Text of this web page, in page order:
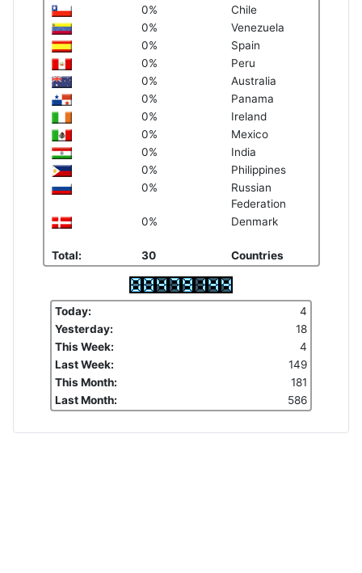
0%
Chile
0%
Venezuela
0%
Spain
0%
Peru
0%
Australia
0%
Panama
0%
Ireland
0%
Mexico
0%
India
0%
Philippines
0%
Russian
Federation
0%
Denmark
Total: 30 Countries
Today:
4
Yesterday:
18
This Week:
4
Last Week:
149
This Month:
181
Last Month:
586